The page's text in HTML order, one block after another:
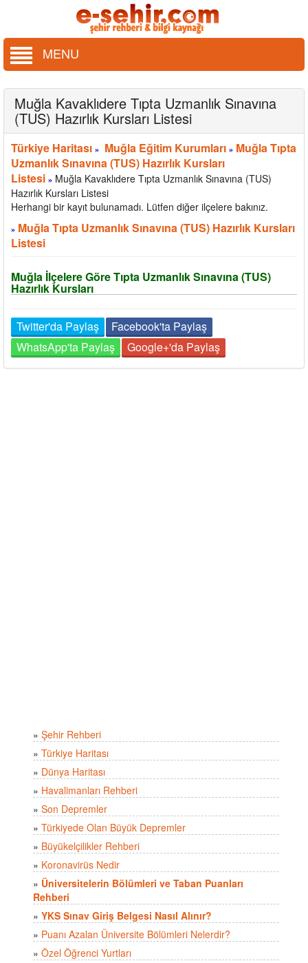
MENU
Muğla Kavaklıdere Tıpta Uzmanlık Sınavına
(TUS) Hazırlık Kursları Listesi
Türkiye Haritası » Muğla Eğitim Kurumları » Muğla Tıpta
Uzmanlık Sınavına (TUS) Hazırlık Kursları
Listesi » Muğla Kavaklıdere Tıpta Uzmanlık Sınavına (TUS)
Hazırlık Kursları Listesi
Herhangi bir kayıt bulunamadı. Lütfen diğer ilçelere bakınız.
» Muğla Tıpta Uzmanlık Sınavına (TUS) Hazırlık Kursları
Listesi
Muğla İlçelere Göre Tıpta Uzmanlık Sınavına (TUS)
Hazırlık Kursları
Twitter'da Paylaş
Facebook'ta Paylaş
WhatsApp'ta Paylaş
Google+'da Paylaş
» Şehir Rehberi
» Türkiye Haritası
» Dünya Haritası
» Havalimanları Rehberi
» Son Depremler
» Türkiyede Olan Büyük Depremler
» Büyükelçilikler Rehberi
» Koronavirüs Nedir
» Üniversitelerin Bölümleri ve Taban Puanları
Rehberi
» YKS Sınav Giriş Belgesi Nasıl Alınır?
» Puanı Azalan Üniversite Bölümleri Nelerdir?
» Özel Öğrenci Yurtları